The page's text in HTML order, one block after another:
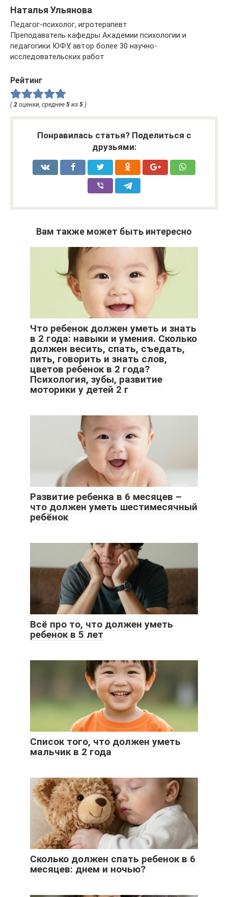
Наталья Ульянова
Педагог-психолог, игротерапевт
Преподаватель кафедры Академии психологии и
педагогики ЮФУ, автор более 30 научно-
исследовательских работ
Рейтинг
(2 оценки, среднее 5 из 5 )
Понравилась статья? Поделиться с
друзьями:
Вам также может быть интересно
Что ребенок должен уметь и знать
в 2 года: навыки и умения. Сколько
должен весить, спать, съедать,
пить, говорить и знать слов,
цветов ребенок в 2 года?
Психология, зубы, развитие
моторики у детей 2 г
Развитие ребенка в 6 месяцев –
что должен уметь шестимесячный
ребёнок
Всё про то, что должен уметь
ребенок в 5 лет
Список того, что должен уметь
мальчик в 2 года
Сколько должен спать ребенок в 6
месяцев: днем и ночью?